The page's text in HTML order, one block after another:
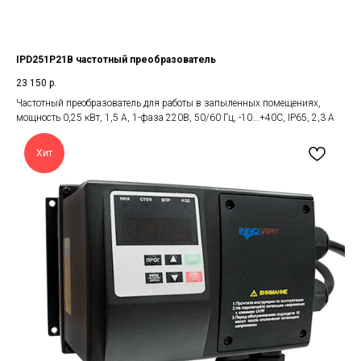
IPD251P21B частотный преобразователь
23 150 р.
Частотный преобразователь для работы в запыленных помещениях,
мощность 0,25 кВт, 1,5 А, 1-фаза 220В, 50/60 Гц, -10...+40С, IP65, 2,3 А
Хит